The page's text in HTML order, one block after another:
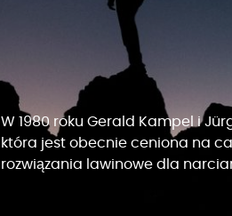
W 1980 roku Gerald Kampel i
która jest obecnie ceniona na
rozwiązania lawinowe dla